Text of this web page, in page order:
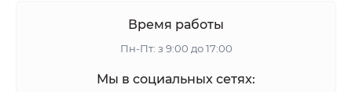
Время работы
Пн-Пт: з 9:00 до 17:00
Мы в социальных сетях: